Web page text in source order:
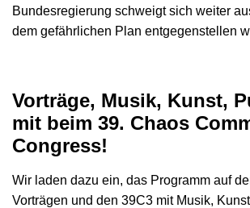
Bundesregierung schweigt sich weiter
dem gefährlichen Plan entgegenstellen
Vorträge, Musik, Kunst,
mit beim 39. Chaos
Congress!
Wir laden dazu ein, das Programm auf
Vorträgen und den 39C3 mit Musik,